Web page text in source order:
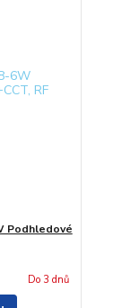
Podhledové
Do 3 dnů